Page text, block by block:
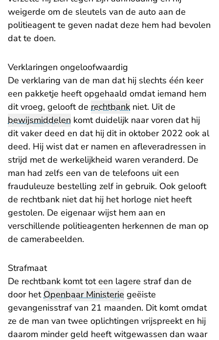
weigerde om de sleutels van de auto aan de
politieagent te geven nadat deze hem had bevolen
dat te doen.
Verklaringen ongeloofwaardig
De verklaring van de man dat hij slechts één keer
een pakketje heeft opgehaald omdat iemand hem
dit vroeg, gelooft de rechtbank niet. Uit de
bewijsmiddelen komt duidelijk naar voren dat hij
dit vaker deed en dat hij dit in oktober 2022 ook al
deed. Hij wist dat er namen en afleveradressen in
strijd met de werkelijkheid waren veranderd. De
man had zelfs een van de telefoons uit een
frauduleuze bestelling zelf in gebruik. Ook gelooft
de rechtbank niet dat hij het horloge niet heeft
gestolen. De eigenaar wijst hem aan en
verschillende politieagenten herkennen de man op
de camerabeelden.
Strafmaat
De rechtbank komt tot een lagere straf dan de
door hetOpenbaar Ministerie geëiste
gevangenisstraf van 21 maanden. Dit komt omdat
ze de man van twee oplichtingen vrijspreekt en hij
daarom minder geld heeft witgewassen dan waar